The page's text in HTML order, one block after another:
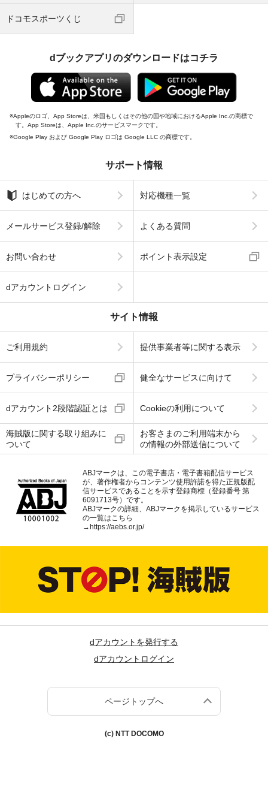
ドコモスポーツくじ
dブックアプリのダウンロードはコチラ
Appleのロゴ、App Storeは、米国もしくはその他の国や地域におけるApple Inc.の商標で
す。App Storeは、Apple Inc.のサービスマークです。
Google Play および Google Play ロゴは Google LLC の商標です。
サポート情報
はじめての方へ 対応機種一覧
メールサービス登録/解除 よくある質問
お問い合わせ ポイント表示設定
dアカウントログイン
サイト情報
ご利用規約 提供事業者等に関する表示
プライバシーポリシー 健全なサービスに向けて
dアカウント2段階認証とは Cookieの利用について
海賊版に関する取り組みに
ついて
お客さまのご利用端末から
の情報の外部送信について
ABJマークは、この電子書店・電子書籍配信サービス
が、著作権者からコンテンツ使用許諾を得た正規版配
信サービスであることを示す登録商標（登録番号 第
6091713号）です。
ABJマークの詳細、ABJマークを掲示しているサービス
の一覧はこちら
→https://aebs.or.jp/
dアカウントを発行する
dアカウントログイン
ページトップへ
(c) NTT DOCOMO